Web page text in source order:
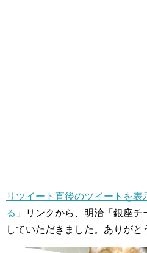
リツイート直後のツイートを表
る 」リンクから、明治「銀座
していただきました。ありがと